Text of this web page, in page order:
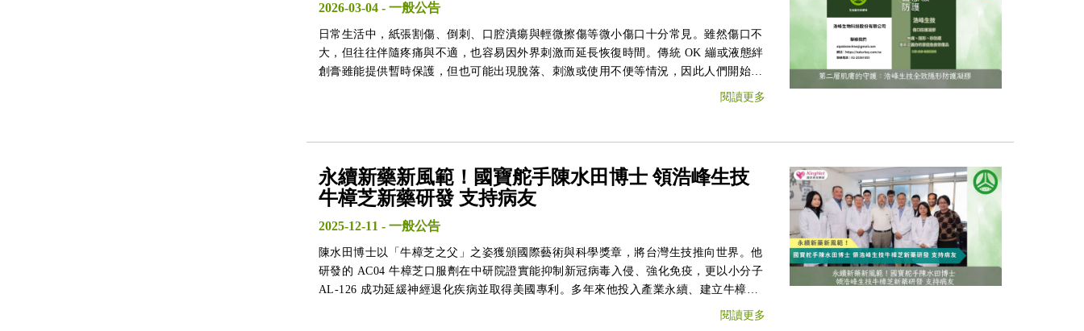
2026-03-04- 一般公告
日常生活中，紙張割傷、倒刺、口腔潰瘍與輕微擦傷等微小傷口十分常見。雖然傷口不
大，但往往伴隨疼痛與不適，也容易因外界刺激而延長恢復時間。傳統 OK 繃或液態絆
創膏雖能提供暫時保護，但也可能出現脫落、刺激或使用不便等情況，因此人們開始尋
閱讀更多
永續新藥新風範！國寶舵手陳水田博士 領浩峰生技
牛樟芝新藥研發 支持病友
2025-12-11 - 一般公告
陳水田博士以「牛樟芝之父」之姿獲頒國際藝術與科學獎章，將台灣生技推向世界。他
研發的 AC04 牛樟芝口服劑在中研院證實能抑制新冠病毒入侵、強化免疫，更以小分子
AL-126 成功延緩神經退化疾病並取得美國專利。多年來他投入產業永續、建立牛樟芝
品質追溯制度，並無償支持病友，帶領浩峰生技邁向植物新藥與上市之路，樹立台灣生
閱讀更多